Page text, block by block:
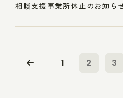
相談支援事業所休止のお知ら
1 2 3